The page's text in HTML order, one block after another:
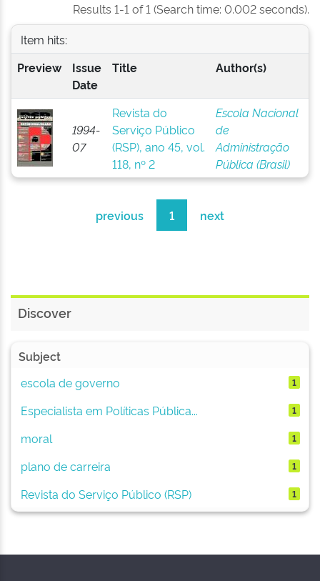
Results 1-1 of 1 (Search time: 0.002 seconds).
Item hits:
Preview
Issue
Date
Title Author(s)
1994-
07
Revista do
Serviço Público
(RSP), ano 45, vol.
118, nº 2
Escola Nacional
de
Administração
Pública (Brasil)
previous 1 next
Discover
Subject
escola de governo
1
Especialista em Políticas Pública... 1
moral 1
plano de carreira 1
Revista do Serviço Público (RSP) 1